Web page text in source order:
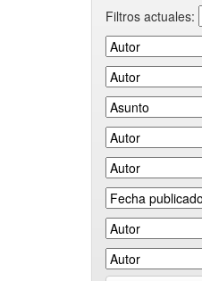
Filtros actuales: